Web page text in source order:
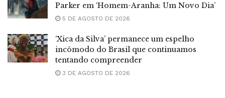
Parker em ‘Homem-Aranha: Um Novo Dia’
5 DE AGOSTO DE 2026
‘Xica da Silva’ permanece um espelho
incômodo do Brasil que continuamos
tentando compreender
3 DE AGOSTO DE 2026